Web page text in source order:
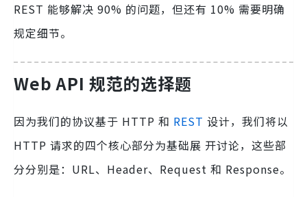
REST 能够解决 90% 的问题，但还有 10% 需要明确
规定细节。
Web API 规范的选择题
因为我们的协议基于 HTTP 和 REST 设计，我们将以
HTTP 请求的四个核心部分为基础展 开讨论，这些部
分分别是：URL、Header、Request 和 Response。